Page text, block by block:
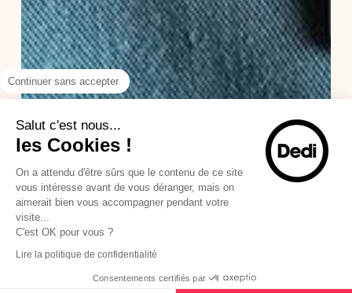
BTOB SYLIUS
La Centrale Médicale
Un diagnostic, une refonte B2B, un nouveau départ sur-
mesure sous Sylius
Continuer sans accepter
Salut c'est nous...
les Cookies !
On a attendu d'être sûrs que le contenu de ce site
vous intéresse avant de vous déranger, mais on
aimerait bien vous accompagner pendant votre
visite...
C'est OK pour vous ?
Lire la politique de confidentialité
Consentements certifiés par